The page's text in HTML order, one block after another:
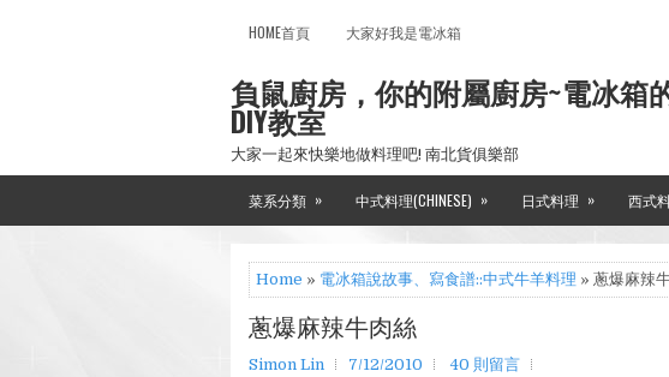
HOME首頁 大家好我是電冰箱
負鼠廚房，你的附屬廚房~電冰箱
DIY教室
大家一起來快樂地做料理吧! 南北貨俱樂部
菜系分類 » 中式料理(CHINESE) » 日式料理 » 西式
Home » 電冰箱說故事、寫食譜::中式牛羊料理 » 蔥爆麻辣
蔥爆麻辣牛肉絲
Simon Lin 7/12/2010 40 則留言